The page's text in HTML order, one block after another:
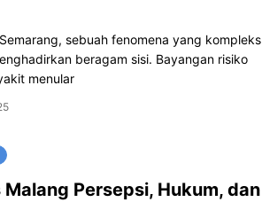
sebuah fenomena yang kompleks
beragam sisi. Bayangan risiko
menular
Malang Persepsi, Hukum, dan